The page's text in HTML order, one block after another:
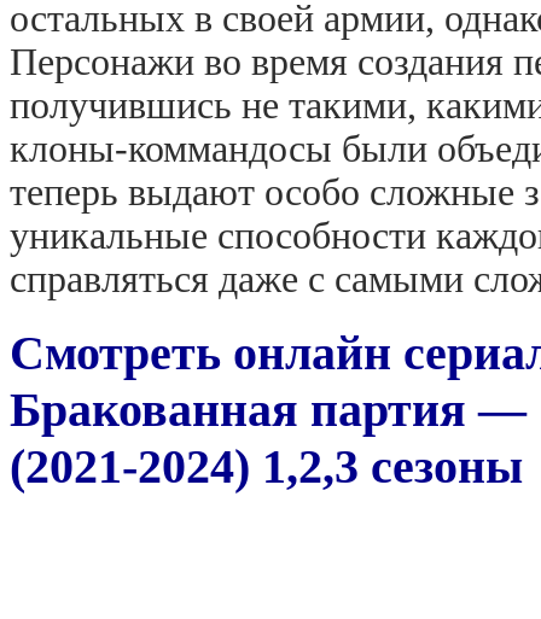
остальных в своей армии,
Персонажи во время создания
получившись не такими,
клоны-коммандосы были
теперь выдают особо сложные
уникальные способности
справляться даже с самыми
Смотреть онлайн
Бракованная партия —
(2021-2024) 1,2,3 сезоны